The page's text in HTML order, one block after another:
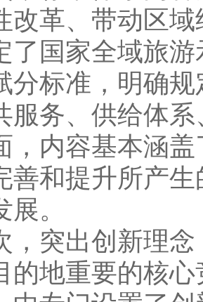
改革、带动区
了国家全域旅
分标准，明确
服务、供给体
，内容基本涵
善和提升所产
。
出创新理念
的地重要的核